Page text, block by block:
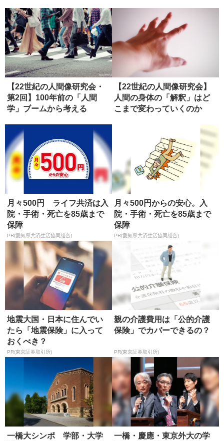
【22世紀の人間像研究会・
第2回】100年前の「人間
学」ブームから考える
【22世紀の人間像研究会】
人間の身体の「解釈」はど
こまで変わっていくのか
月々500円 ライフ共済は入
院・手術・死亡を85歳まで
保障
PR(愛知県共済生活協同組合)
月々500円からの安心。入
院・手術・死亡を85歳まで
保障
PR(愛知県共済生活協同組合)
地震大国・日本に住んでい
たら「地震保険」に入って
おくべき？
PR(東京証券取引所)
親の介護費用は「公的介護
保険」でカバーできるの？
PR(東京証券取引所)
一橋大シンポ 学部・大学
一橋・慶應・東京外大の学